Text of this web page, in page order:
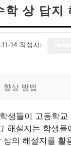
상 답지
14 작성자:
향상 방법
생들이 고등학
해설지는 학생들
의 해설지를 활